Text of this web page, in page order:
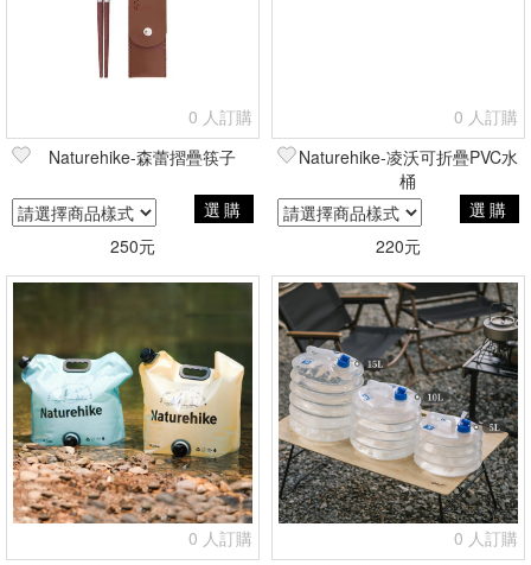
0 人訂購
Naturehike-森蕾摺疊筷子
選購
250元
0 人訂購
Naturehike-凌沃可折疊PVC水
桶
選購
220元
0 人訂購
0 人訂購